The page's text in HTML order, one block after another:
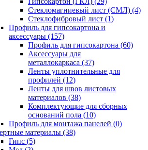
Стекломагниевый лист (СМЛ) (4)
Cтеклофибровый лист (1)
Профиль для гипсокартона и
аксессуары (157)
Профиль для гипсокартона (60)
Аксессуары для
металлокаркаса (37)
Ленты уплотнительные для
профилей (12)
Ленты для швов листовых
материалов (38)
Комплектующие для сборных
оснований пола (10)
Профиль для монтажа панелей (0)
материалы (38)
Гипс (5)